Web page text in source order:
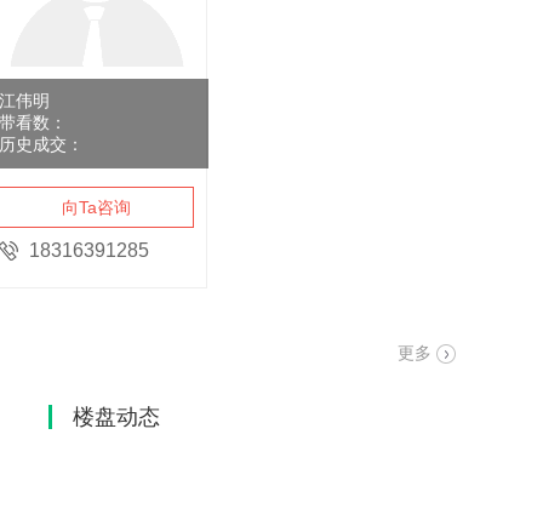
江伟明
带看数：
历史成交：
向Ta咨询
18316391285
更多
楼盘动态